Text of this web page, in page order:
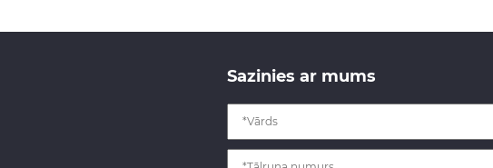
Sazinies ar mums